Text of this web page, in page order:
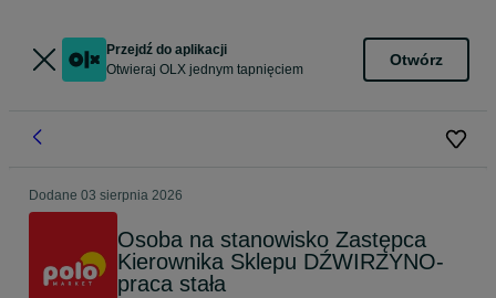
Przejdź do aplikacji
Otwieraj OLX jednym tapnięciem
Otwórz
Dodane 03 sierpnia 2026
Osoba na stanowisko Zastępca
Kierownika Sklepu DŹWIRZYNO-
praca stała